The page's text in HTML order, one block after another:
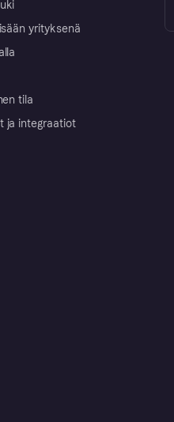
yrityksenä
tila
ja integraatiot